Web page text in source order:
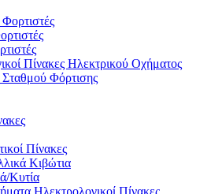
Φορτιστές
Πίνακες Ηλεκτρικού Οχήματος
Φόρτισης
Πίνακες
Κιβώτια
Κυτία
Ηλεκτρολογικοί Πίνακες